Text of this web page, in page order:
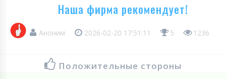
Наша фирма рекомендует!
Аноним 2026-02-20 17:51:11 5 1236
Положительные стороны